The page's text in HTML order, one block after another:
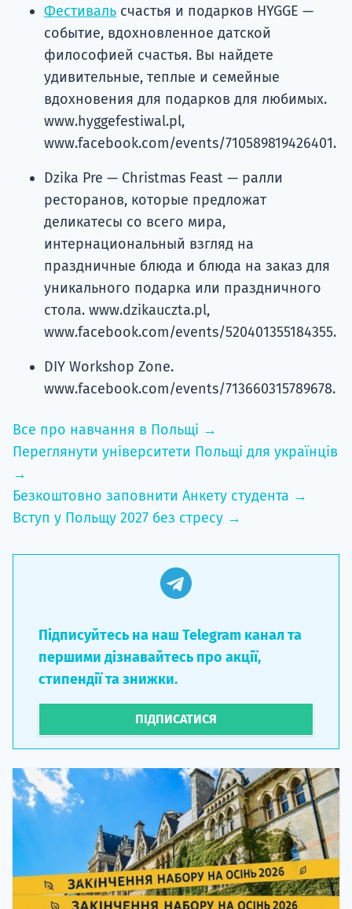
Фестиваль счастья и подарков HYGGE —
событие, вдохновленное датской
философией счастья. Вы найдете
удивительные, теплые и семейные
вдохновения для подарков для любимых.
www.hyggefestiwal.pl,
www.facebook.com/events/710589819426401.
Dzika Pre — Christmas Feast — ралли
ресторанов, которые предложат
деликатесы со всего мира,
интернациональный взгляд на
праздничные блюда и блюда на заказ для
уникального подарка или праздничного
стола. www.dzikauczta.pl,
www.facebook.com/events/520401355184355.
DIY Workshop Zone.
www.facebook.com/events/713660315789678.
Все про навчання в Польщі →
Переглянути університети Польщі для українців
→
Безкоштовно заповнити Анкету студента →
Вступ у Польщу 2027 без стресу →
Підписуйтесь на наш Telegram канал та
першими дізнавайтесь про акції,
стипендії та знижки.
ПІДПИСАТИСЯ